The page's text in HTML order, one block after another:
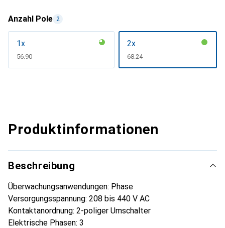
Anzahl Pole 2
1x
CHF
56.90
2x
CHF
68.24
Produktinformationen
Beschreibung
Überwachungsanwendungen: Phase
Versorgungsspannung: 208 bis 440 V AC
Kontaktanordnung: 2-poliger Umschalter
Elektrische Phasen: 3